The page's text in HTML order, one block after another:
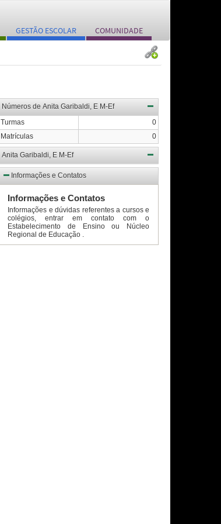
GESTÃO ESCOLAR COMUNIDADE
Números de Anita Garibaldi, E M-Ef
Turmas
0
Matrículas
0
Anita Garibaldi, E M-Ef
Informações e Contatos
Informações e Contatos
Informações e dúvidas referentes a cursos e
colégios, entrar em contato com o
Estabelecimento de Ensino ou Núcleo
Regional de Educação .